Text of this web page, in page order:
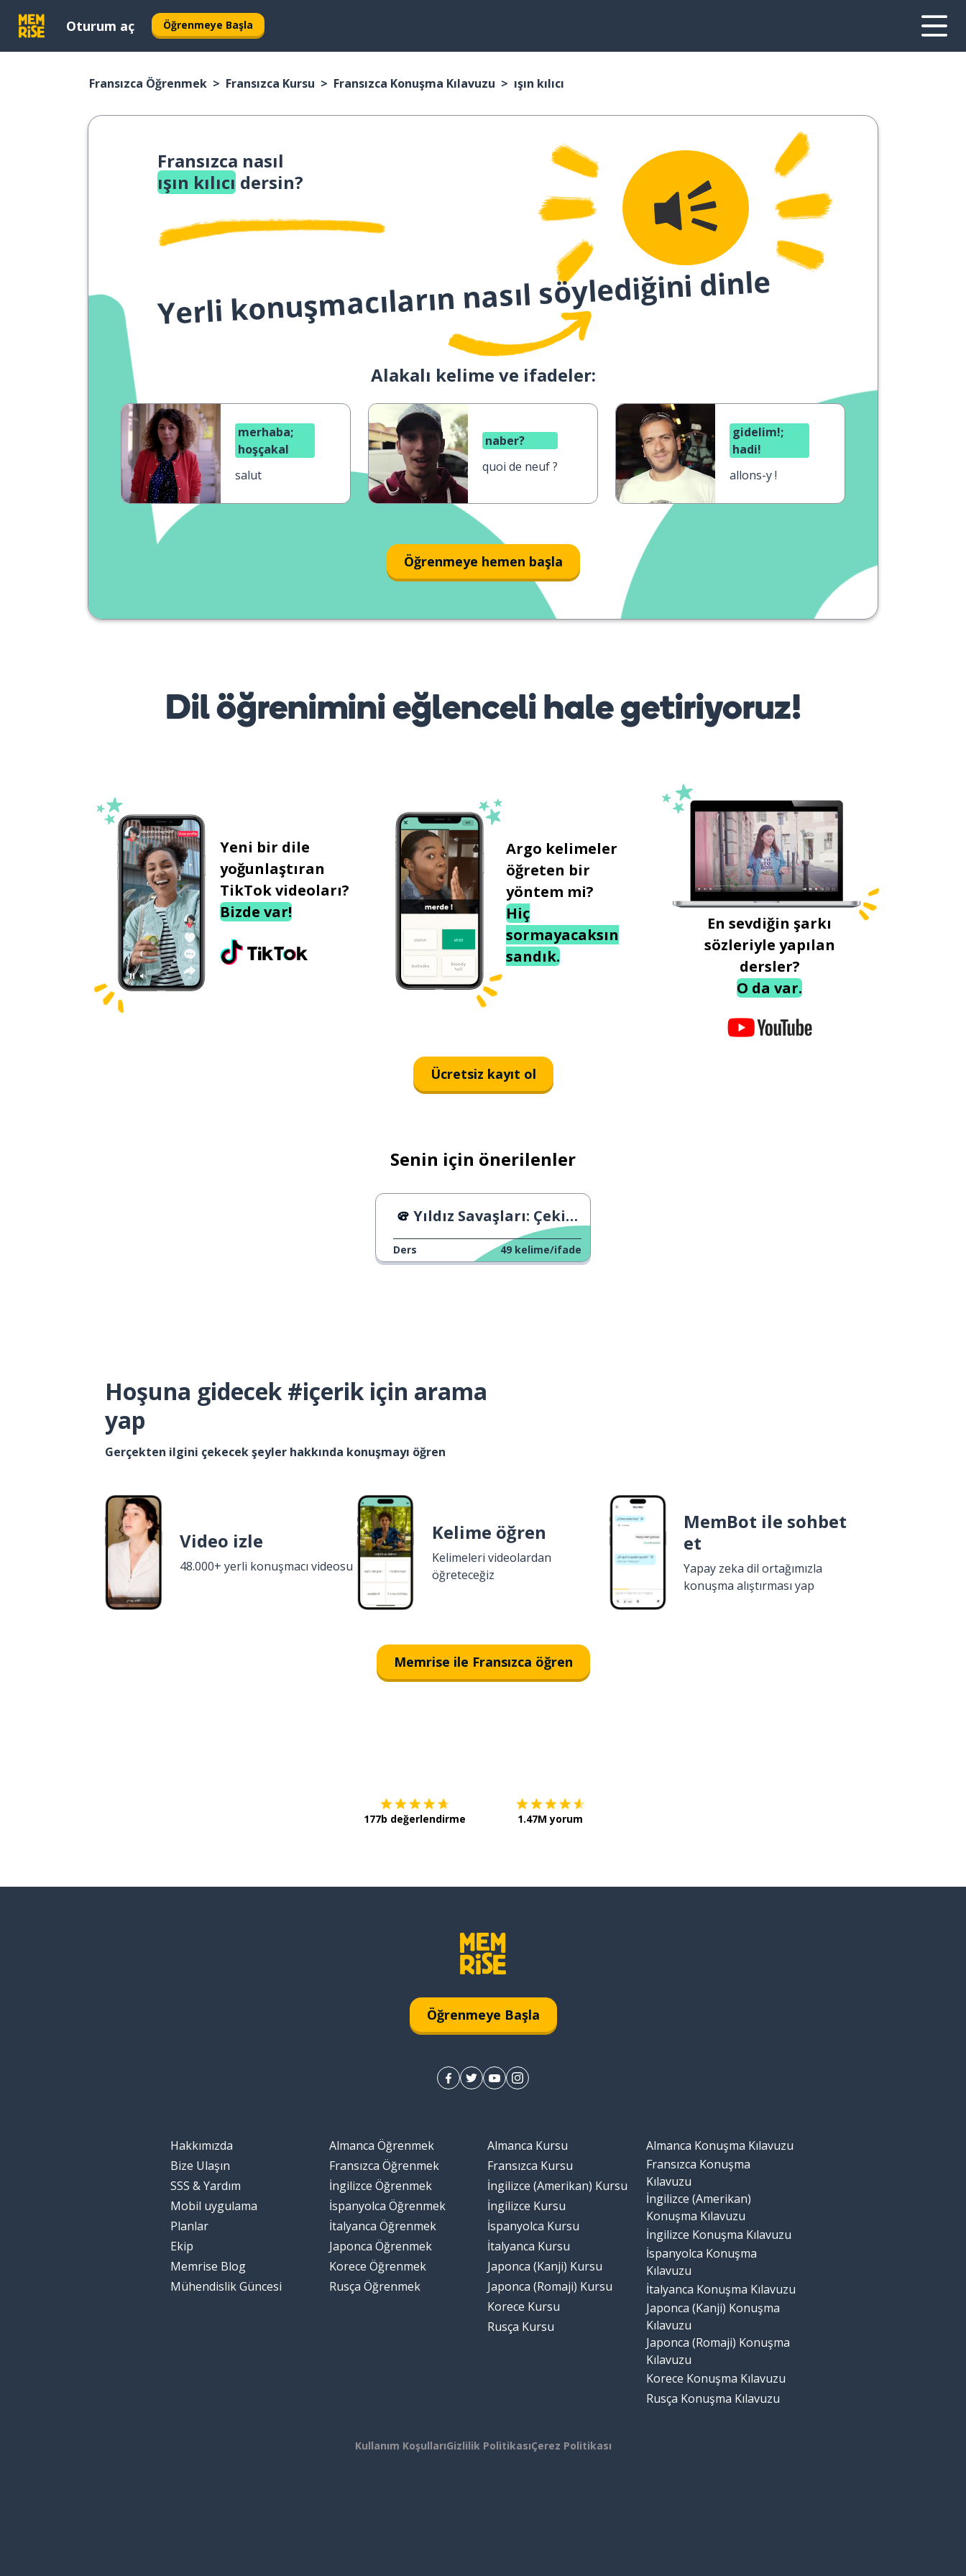
Oturum aç Öğrenmeye Başla
Fransızca Öğrenmek Fransızca Kursu Fransızca Konuşma Kılavuzu ışın kılıcı
Fransızca nasıl
ışın kılıcı dersin?
Yerli konuşmacıların nasıl söylediğini dinle
Alakalı kelime ve ifadeler:
merhaba;
hoşçakal
salut
naber?
quoi de neuf ?
gidelim!;
hadi!
allons-y !
Öğrenmeye hemen başla
Dil öğrenimini eğlenceli hale getiriyoruz!
Yeni bir dile
yoğunlaştıran
TikTok videoları?
Bizde var!
Argo kelimeler
öğreten bir
yöntem mi?
Hiç
sormayacaksın
sandık.
En sevdiğin şarkı
sözleriyle yapılan
dersler?
O da var.
Ücretsiz kayıt ol
Senin için önerilenler
Yıldız Savaşları: Çekim Sırları
Ders 49 kelime/ifade
Hoşuna gidecek #içerik için arama
yap
Gerçekten ilgini çekecek şeyler hakkında konuşmayı öğren
Video izle
48.000+ yerli konuşmacı videosu
Kelime öğren
Kelimeleri videolardan
öğreteceğiz
MemBot ile sohbet
et
Yapay zeka dil ortağımızla
konuşma alıştırması yap
Memrise ile Fransızca öğren
177b değerlendirme 1.47M yorum
Öğrenmeye Başla
Hakkımızda
Bize Ulaşın
SSS & Yardım
Mobil uygulama
Planlar
Ekip
Memrise Blog
Mühendislik Güncesi
Almanca Öğrenmek
Fransızca Öğrenmek
İngilizce Öğrenmek
İspanyolca Öğrenmek
İtalyanca Öğrenmek
Japonca Öğrenmek
Korece Öğrenmek
Rusça Öğrenmek
Almanca Kursu
Fransızca Kursu
İngilizce (Amerikan) Kursu
İngilizce Kursu
İspanyolca Kursu
İtalyanca Kursu
Japonca (Kanji) Kursu
Japonca (Romaji) Kursu
Korece Kursu
Rusça Kursu
Almanca Konuşma Kılavuzu
Fransızca Konuşma
Kılavuzu
İngilizce (Amerikan)
Konuşma Kılavuzu
İngilizce Konuşma Kılavuzu
İspanyolca Konuşma
Kılavuzu
İtalyanca Konuşma Kılavuzu
Japonca (Kanji) Konuşma
Kılavuzu
Japonca (Romaji) Konuşma
Kılavuzu
Korece Konuşma Kılavuzu
Rusça Konuşma Kılavuzu
Kullanım KoşullarıGizlilik PolitikasıÇerez Politikası